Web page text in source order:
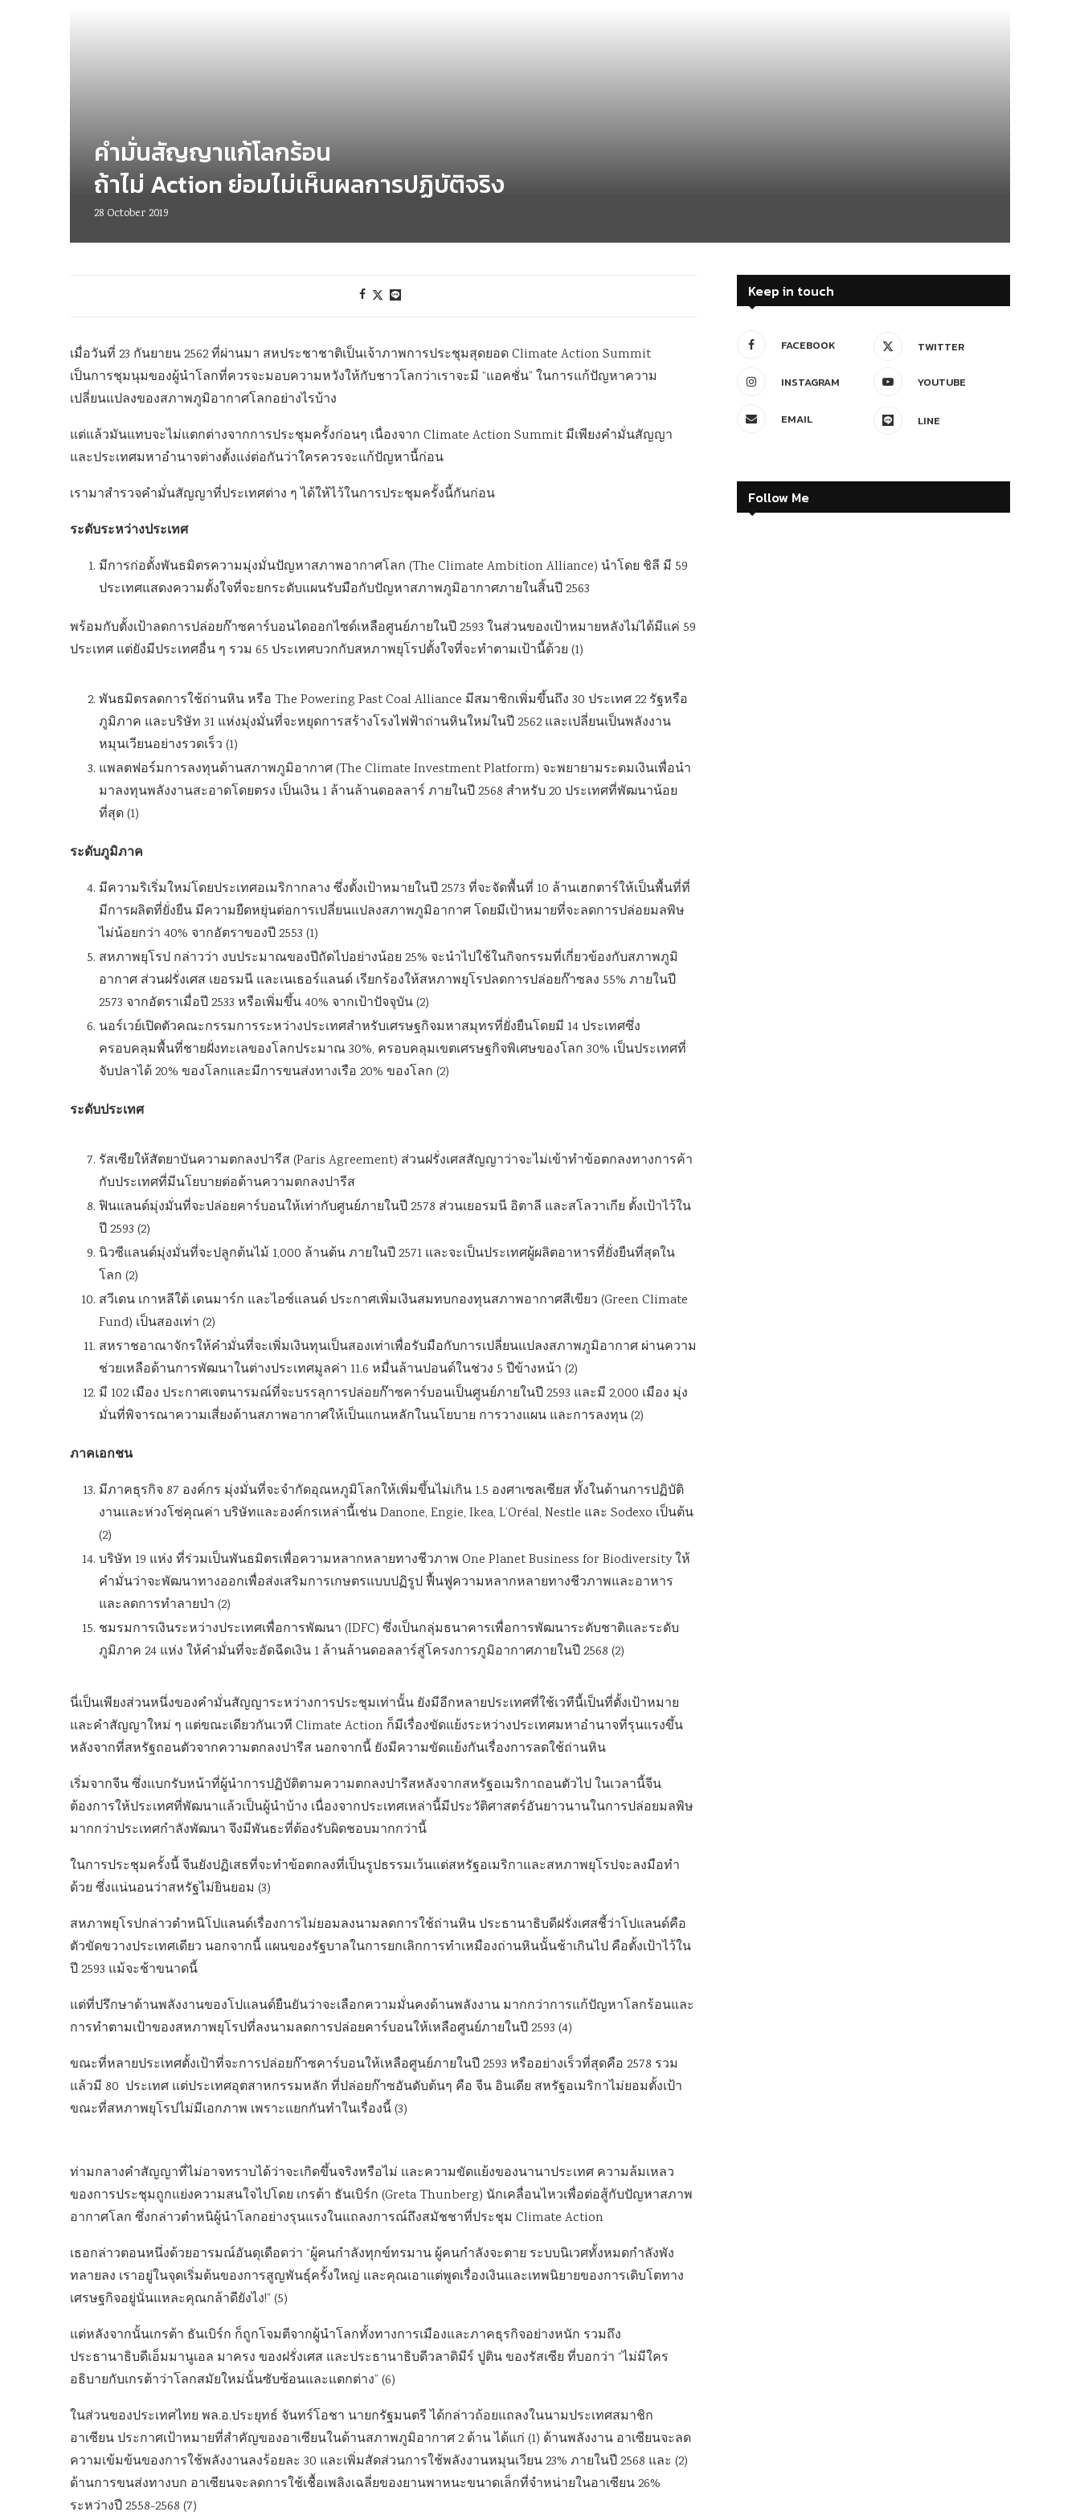
คำมั่นสัญญาแก้โลกร้อน
ถ้าไม่ Action ย่อมไม่เห็นผลการปฏิบัติจริง
28 October 2019
เมื่อวันที่ 23 กันยายน 2562 ที่ผ่านมา สหประชาชาติเป็นเจ้าภาพการประชุมสุดยอด Climate Action Summit
เป็นการชุมนุมของผู้นำโลกที่ควรจะมอบความหวังให้กับชาวโลกว่าเราจะมี “แอคชั่น” ในการแก้ปัญหาความ
เปลี่ยนแปลงของสภาพภูมิอากาศโลกอย่างไรบ้าง
แต่แล้วมันแทบจะไม่แตกต่างจากการประชุมครั้งก่อนๆ เนื่องจาก Climate Action Summit มีเพียงคำมั่นสัญญา
และประเทศมหาอำนาจต่างตั้งแง่ต่อกันว่าใครควรจะแก้ปัญหานี้ก่อน
เรามาสำรวจคำมั่นสัญญาที่ประเทศต่าง ๆ ได้ให้ไว้ในการประชุมครั้งนี้กันก่อน
ระดับระหว่างประเทศ
มีการก่อตั้งพันธมิตรความมุ่งมั่นปัญหาสภาพอากาศโลก (The Climate Ambition Alliance) นำโดย ชิลี มี 59
ประเทศแสดงความตั้งใจที่จะยกระดับแผนรับมือกับปัญหาสภาพภูมิอากาศภายในสิ้นปี 2563
พร้อมกับตั้งเป้าลดการปล่อยก๊าซคาร์บอนไดออกไซด์เหลือศูนย์ภายในปี 2593 ในส่วนของเป้าหมายหลังไม่ได้มีแค่ 59
ประเทศ แต่ยังมีประเทศอื่น ๆ รวม 65 ประเทศบวกกับสหภาพยุโรปตั้งใจที่จะทำตามเป้านี้ด้วย (1)
พันธมิตรลดการใช้ถ่านหิน หรือ The Powering Past Coal Alliance มีสมาชิกเพิ่มขึ้นถึง 30 ประเทศ 22 รัฐหรือ
ภูมิภาค และบริษัท 31 แห่งมุ่งมั่นที่จะหยุดการสร้างโรงไฟฟ้าถ่านหินใหม่ในปี 2562 และเปลี่ยนเป็นพลังงาน
หมุนเวียนอย่างรวดเร็ว (1)
แพลตฟอร์มการลงทุนด้านสภาพภูมิอากาศ (The Climate Investment Platform) จะพยายามระดมเงินเพื่อนำ
มาลงทุนพลังงานสะอาดโดยตรง เป็นเงิน 1 ล้านล้านดอลลาร์ ภายในปี 2568 สำหรับ 20 ประเทศที่พัฒนาน้อย
ที่สุด (1)
ระดับภูมิภาค
มีความริเริ่มใหม่โดยประเทศอเมริกากลาง ซึ่งตั้งเป้าหมายในปี 2573 ที่จะจัดพื้นที่ 10 ล้านเฮกตาร์ให้เป็นพื้นที่ที่
มีการผลิตที่ยั่งยืน มีความยืดหยุ่นต่อการเปลี่ยนแปลงสภาพภูมิอากาศ โดยมีเป้าหมายที่จะลดการปล่อยมลพิษ
ไม่น้อยกว่า 40% จากอัตราของปี 2553 (1)
สหภาพยุโรป กล่าวว่า งบประมาณของปีถัดไปอย่างน้อย 25% จะนำไปใช้ในกิจกรรมที่เกี่ยวข้องกับสภาพภูมิ
อากาศ ส่วนฝรั่งเศส เยอรมนี และเนเธอร์แลนด์ เรียกร้องให้สหภาพยุโรปลดการปล่อยก๊าซลง 55% ภายในปี
2573 จากอัตราเมื่อปี 2533 หรือเพิ่มขึ้น 40% จากเป้าปัจจุบัน (2)
นอร์เวย์เปิดตัวคณะกรรมการระหว่างประเทศสำหรับเศรษฐกิจมหาสมุทรที่ยั่งยืนโดยมี 14 ประเทศซึ่ง
ครอบคลุมพื้นที่ชายฝั่งทะเลของโลกประมาณ 30%, ครอบคลุมเขตเศรษฐกิจพิเศษของโลก 30% เป็นประเทศที่
จับปลาได้ 20% ของโลกและมีการขนส่งทางเรือ 20% ของโลก (2)
ระดับประเทศ
รัสเซียให้สัตยาบันความตกลงปารีส (Paris Agreement) ส่วนฝรั่งเศสสัญญาว่าจะไม่เข้าทำข้อตกลงทางการค้า
กับประเทศที่มีนโยบายต่อต้านความตกลงปารีส
ฟินแลนด์มุ่งมั่นที่จะปล่อยคาร์บอนให้เท่ากับศูนย์ภายในปี 2578 ส่วนเยอรมนี อิตาลี และสโลวาเกีย ตั้งเป้าไว้ใน
ปี 2593 (2)
นิวซีแลนด์มุ่งมั่นที่จะปลูกต้นไม้ 1,000 ล้านต้น ภายในปี 2571 และจะเป็นประเทศผู้ผลิตอาหารที่ยั่งยืนที่สุดใน
โลก (2)
สวีเดน เกาหลีใต้ เดนมาร์ก และไอซ์แลนด์ ประกาศเพิ่มเงินสมทบกองทุนสภาพอากาศสีเขียว (Green Climate
Fund) เป็นสองเท่า (2)
สหราชอาณาจักรให้คำมั่นที่จะเพิ่มเงินทุนเป็นสองเท่าเพื่อรับมือกับการเปลี่ยนแปลงสภาพภูมิอากาศ ผ่านความ
ช่วยเหลือด้านการพัฒนาในต่างประเทศมูลค่า 11.6 หมื่นล้านปอนด์ในช่วง 5 ปีข้างหน้า (2)
มี 102 เมือง ประกาศเจตนารมณ์ที่จะบรรลุการปล่อยก๊าซคาร์บอนเป็นศูนย์ภายในปี 2593 และมี 2,000 เมือง มุ่ง
มั่นที่พิจารณาความเสี่ยงด้านสภาพอากาศให้เป็นแกนหลักในนโยบาย การวางแผน และการลงทุน (2)
ภาคเอกชน
มีภาคธุรกิจ 87 องค์กร มุ่งมั่นที่จะจำกัดอุณหภูมิโลกให้เพิ่มขึ้นไม่เกิน 1.5 องศาเซลเซียส ทั้งในด้านการปฏิบัติ
งานและห่วงโซ่คุณค่า บริษัทและองค์กรเหล่านี้เช่น Danone, Engie, Ikea, L’Oréal, Nestle และ Sodexo เป็นต้น
(2)
บริษัท 19 แห่ง ที่ร่วมเป็นพันธมิตรเพื่อความหลากหลายทางชีวภาพ One Planet Business for Biodiversity ให้
คำมั่นว่าจะพัฒนาทางออกเพื่อส่งเสริมการเกษตรแบบปฏิรูป ฟื้นฟูความหลากหลายทางชีวภาพและอาหาร
และลดการทำลายป่า (2)
ชมรมการเงินระหว่างประเทศเพื่อการพัฒนา (IDFC) ซึ่งเป็นกลุ่มธนาคารเพื่อการพัฒนาระดับชาติและระดับ
ภูมิภาค 24 แห่ง ให้คำมั่นที่จะอัดฉีดเงิน 1 ล้านล้านดอลลาร์สู่โครงการภูมิอากาศภายในปี 2568 (2)
นี่เป็นเพียงส่วนหนึ่งของคำมั่นสัญญาระหว่างการประชุมเท่านั้น ยังมีอีกหลายประเทศที่ใช้เวทีนี้เป็นที่ตั้งเป้าหมาย
และคำสัญญาใหม่ ๆ แต่ขณะเดียวกันเวที Climate Action ก็มีเรื่องขัดแย้งระหว่างประเทศมหาอำนาจที่รุนแรงขึ้น
หลังจากที่สหรัฐถอนตัวจากความตกลงปารีส นอกจากนี้ ยังมีความขัดแย้งกันเรื่องการลดใช้ถ่านหิน
เริ่มจากจีน ซึ่งแบกรับหน้าที่ผู้นำการปฏิบัติตามความตกลงปารีสหลังจากสหรัฐอเมริกาถอนตัวไป ในเวลานี้จีน
ต้องการให้ประเทศที่พัฒนาแล้วเป็นผู้นำบ้าง เนื่องจากประเทศเหล่านี้มีประวัติศาสตร์อันยาวนานในการปล่อยมลพิษ
มากกว่าประเทศกำลังพัฒนา จึงมีพันธะที่ต้องรับผิดชอบมากกว่านี้
ในการประชุมครั้งนี้ จีนยังปฏิเสธที่จะทำข้อตกลงที่เป็นรูปธรรมเว้นแต่สหรัฐอเมริกาและสหภาพยุโรปจะลงมือทำ
ด้วย ซึ่งแน่นอนว่าสหรัฐไม่ยินยอม (3)
สหภาพยุโรปกล่าวตำหนิโปแลนด์เรื่องการไม่ยอมลงนามลดการใช้ถ่านหิน ประธานาธิบดีฝรั่งเศสชี้ว่าโปแลนด์คือ
ตัวขัดขวางประเทศเดียว นอกจากนี้ แผนของรัฐบาลในการยกเลิกการทำเหมืองถ่านหินนั้นช้าเกินไป คือตั้งเป้าไว้ใน
ปี 2593 แม้จะช้าขนาดนี้
แต่ที่ปรึกษาด้านพลังงานของโปแลนด์ยืนยันว่าจะเลือกความมั่นคงด้านพลังงาน มากกว่าการแก้ปัญหาโลกร้อนและ
การทำตามเป้าของสหภาพยุโรปที่ลงนามลดการปล่อยคาร์บอนให้เหลือศูนย์ภายในปี 2593 (4)
ขณะที่หลายประเทศตั้งเป้าที่จะการปล่อยก๊าซคาร์บอนให้เหลือศูนย์ภายในปี 2593 หรืออย่างเร็วที่สุดคือ 2578 รวม
แล้วมี 80 ประเทศ แต่ประเทศอุตสาหกรรมหลัก ที่ปล่อยก๊าซอันดับต้นๆ คือ จีน อินเดีย สหรัฐอเมริกาไม่ยอมตั้งเป้า
ขณะที่สหภาพยุโรปไม่มีเอกภาพ เพราะแยกกันทำในเรื่องนี้ (3)
ท่ามกลางคำสัญญาที่ไม่อาจทราบได้ว่าจะเกิดขึ้นจริงหรือไม่ และความขัดแย้งของนานาประเทศ ความล้มเหลว
ของการประชุมถูกแย่งความสนใจไปโดย เกรต้า ธันเบิร์ก (Greta Thunberg) นักเคลื่อนไหวเพื่อต่อสู้กับปัญหาสภาพ
อากาศโลก ซึ่งกล่าวตำหนิผู้นำโลกอย่างรุนแรงในแถลงการณ์ถึงสมัชชาที่ประชุม Climate Action
เธอกล่าวตอนหนึ่งด้วยอารมณ์อันดุเดือดว่า “ผู้คนกำลังทุกข์ทรมาน ผู้คนกำลังจะตาย ระบบนิเวศทั้งหมดกำลังพัง
ทลายลง เราอยู่ในจุดเริ่มต้นของการสูญพันธุ์ครั้งใหญ่ และคุณเอาแต่พูดเรื่องเงินและเทพนิยายของการเติบโตทาง
เศรษฐกิจอยู่นั่นแหละคุณกล้าดียังไง!” (5)
แต่หลังจากนั้นเกรต้า ธันเบิร์ก ก็ถูกโจมตีจากผู้นำโลกทั้งทางการเมืองและภาคธุรกิจอย่างหนัก รวมถึง
ประธานาธิบดีเอ็มมานูเอล มาครง ของฝรั่งเศส และประธานาธิบดีวลาดิมีร์ ปูติน ของรัสเซีย ที่บอกว่า “ไม่มีใคร
อธิบายกับเกรต้าว่าโลกสมัยใหม่นั้นซับซ้อนและแตกต่าง” (6)
ในส่วนของประเทศไทย พล.อ.ประยุทธ์ จันทร์โอชา นายกรัฐมนตรี ได้กล่าวถ้อยแถลงในนามประเทศสมาชิก
อาเซียน ประกาศเป้าหมายที่สำคัญของอาเซียนในด้านสภาพภูมิอากาศ 2 ด้าน ได้แก่ (1) ด้านพลังงาน อาเซียนจะลด
ความเข้มข้นของการใช้พลังงานลงร้อยละ 30 และเพิ่มสัดส่วนการใช้พลังงานหมุนเวียน 23% ภายในปี 2568 และ (2)
ด้านการขนส่งทางบก อาเซียนจะลดการใช้เชื้อเพลิงเฉลี่ยของยานพาหนะขนาดเล็กที่จำหน่ายในอาเซียน 26%
ระหว่างปี 2558-2568 (7)
Keep in touch
FACEBOOK TWITTER
INSTAGRAM YOUTUBE
EMAIL LINE
Follow Me